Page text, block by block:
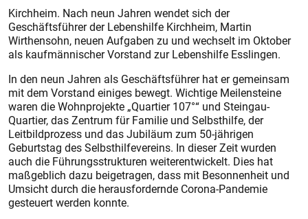
Kirchheim. Nach neun Jahren wendet sich der
Geschäftsführer der Lebenshilfe Kirchheim, Martin
Wirthensohn, neuen Aufgaben zu und wechselt im Oktober
als kaufmännischer Vorstand zur Lebenshilfe Esslingen.
In den neun Jahren als Geschäftsführer hat er gemeinsam
mit dem Vorstand einiges bewegt. Wichtige Meilensteine
waren die Wohnprojekte „Quartier 107°“ und Steingau-
Quartier, das Zentrum für Familie und Selbsthilfe, der
Leitbildprozess und das Jubiläum zum 50-jährigen
Geburtstag des Selbsthilfevereins. In dieser Zeit wurden
auch die Führungsstrukturen weiterentwickelt. Dies hat
maßgeblich dazu beigetragen, dass mit Besonnenheit und
Umsicht durch die herausfordernde Corona-Pandemie
gesteuert werden konnte.